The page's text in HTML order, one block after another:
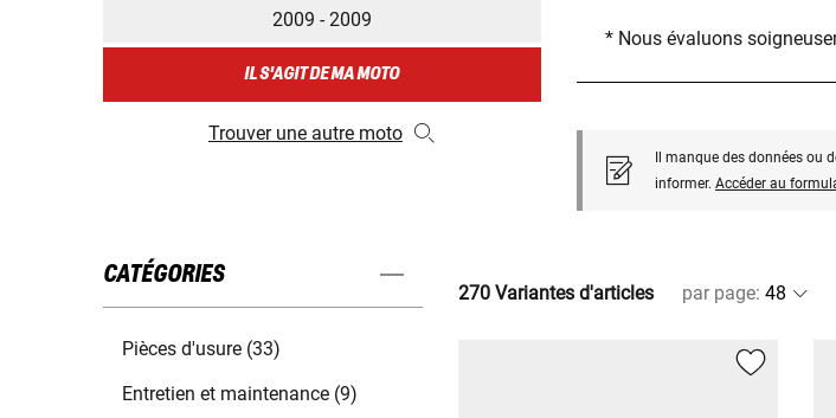
2009 - 2009
IL S'AGIT DE MA MOTO
Trouver une autre moto
* Nous évaluons
Il manque des données ou
informer. Accéder au
CATÉGORIES
Pièces d'usure (33)
Entretien et maintenance (9)
270 Variantes d'articles par page: